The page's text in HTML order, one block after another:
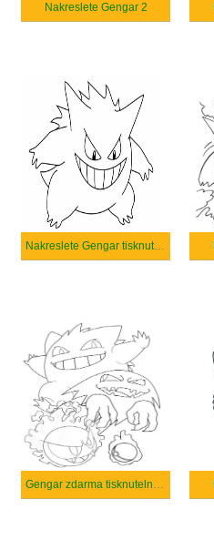
Nakreslete Gengar 2
Nakreslete Gengar tisknutelné
Gengar zdarma tisknutelné pro děti